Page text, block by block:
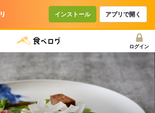
インストール アプリで開く
ログイン